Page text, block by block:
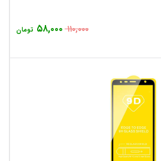
۱۱۰,۰۰۰ ۵۸,۰۰۰ تومان